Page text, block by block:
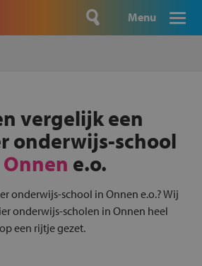
Menu
vergelijk een
onderwijs-school
Onnen e.o.
onderwijs-school in Onnen e.o.? Wij
onderwijs-scholen in Onnen heel
een rijtje gezet.